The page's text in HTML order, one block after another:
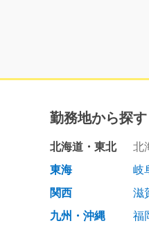
勤務地から探す
北海道・東北 北
東海
岐
関西
滋
九州・沖縄
福